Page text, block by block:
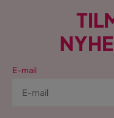
E-mail